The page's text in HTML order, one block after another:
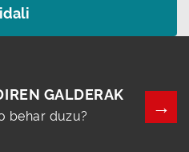
GALDERAK
behar duzu?